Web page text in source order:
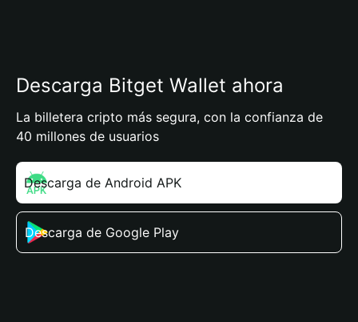
Descarga Bitget Wallet ahora
La billetera cripto más segura, con la confianza de
40 millones de usuarios
Descarga de Android APK
Descarga de Google Play